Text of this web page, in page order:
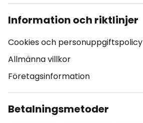
Information och riktlinjer
Cookies och personuppgiftspolicy
Allmänna villkor
Företagsinformation
Betalningsmetoder